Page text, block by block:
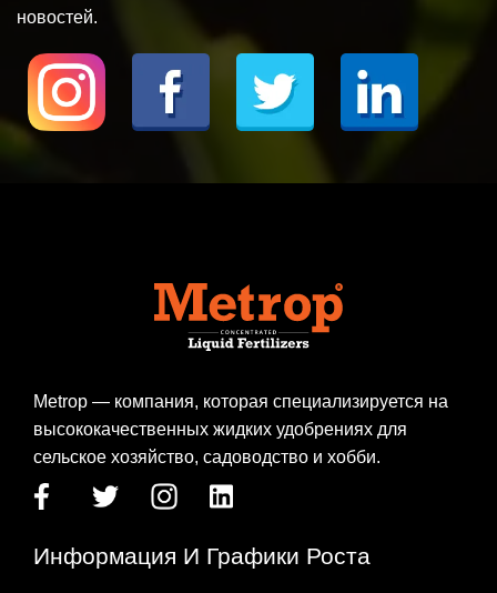
новостей.
Metrop — компания, которая специализируется на
высококачественных жидких удобрениях для
сельское хозяйство, садоводство и хобби.
Информация И Графики Роста